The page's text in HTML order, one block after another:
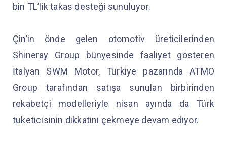
bin TL’lik takas desteği sunuluyor.
Çin’in önde gelen otomotiv üreticilerinden
Shineray Group bünyesinde faaliyet gösteren
İtalyan SWM Motor, Türkiye pazarında ATMO
Group tarafından satışa sunulan birbirinden
rekabetçi modelleriyle nisan ayında da Türk
tüketicisinin dikkatini çekmeye devam ediyor.